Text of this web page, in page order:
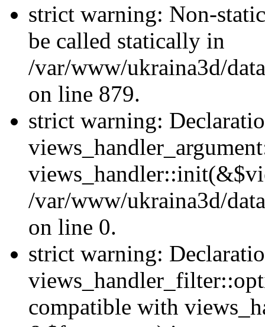
strict warning: Non-
be called statically in
/var/www/ukraina3d/
on line 879.
strict warning:
/var/www/ukraina3d/
on line 0.
strict warning:
compatible with